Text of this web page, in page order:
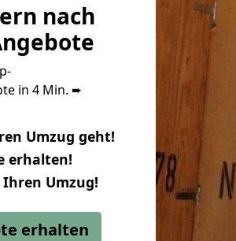
nach
in 4 Min. ➨
Umzug geht!
erhalten!
Umzug!
erhalten